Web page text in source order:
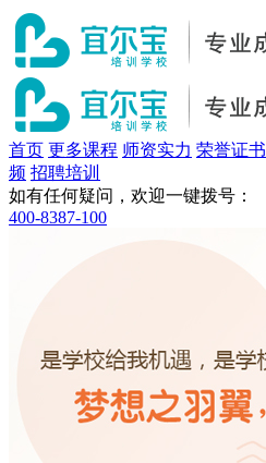
首页 更多课程 师资实力 荣誉证书
频 招聘培训
如有任何疑问，欢迎一键拨号：
400-8387-100